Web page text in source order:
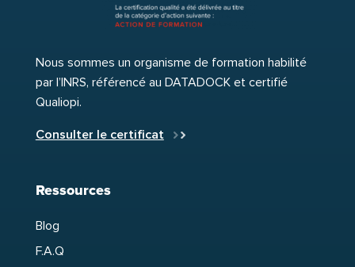
Nous sommes un organisme de formation habilité
par l’INRS, référencé au DATADOCK et certifié
Qualiopi.
Consulter le certificat
Ressources
Blog
F.A.Q